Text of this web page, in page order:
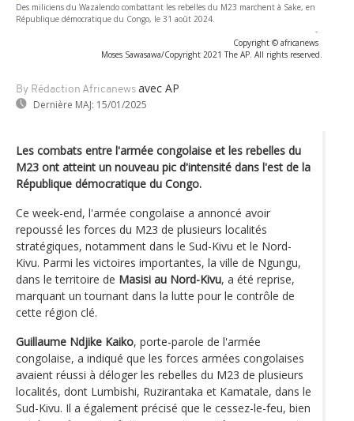
Des miliciens du Wazalendo combattant les rebelles du M23 marchent à Sake, en
République démocratique du Congo, le 31 août 2024.
-
Copyright © africanews
Moses Sawasawa/Copyright 2021 The AP. All rights reserved.
By Rédaction Africanews avec AP
Dernière MAJ: 15/01/2025
Les combats entre l'armée congolaise et les rebelles du
M23 ont atteint un nouveau pic d'intensité dans l'est de la
République démocratique du Congo.
Ce week-end, l'armée congolaise a annoncé avoir
repoussé les forces du M23 de plusieurs localités
stratégiques, notamment dans le Sud-Kivu et le Nord-
Kivu. Parmi les victoires importantes, la ville de Ngungu,
dans le territoire de Masisi au Nord-Kivu, a été reprise,
marquant un tournant dans la lutte pour le contrôle de
cette région clé.
Guillaume Ndjike Kaiko, porte-parole de l'armée
congolaise, a indiqué que les forces armées congolaises
avaient réussi à déloger les rebelles du M23 de plusieurs
localités, dont Lumbishi, Ruzirantaka et Kamatale, dans le
Sud-Kivu. Il a également précisé que le cessez-le-feu, bien